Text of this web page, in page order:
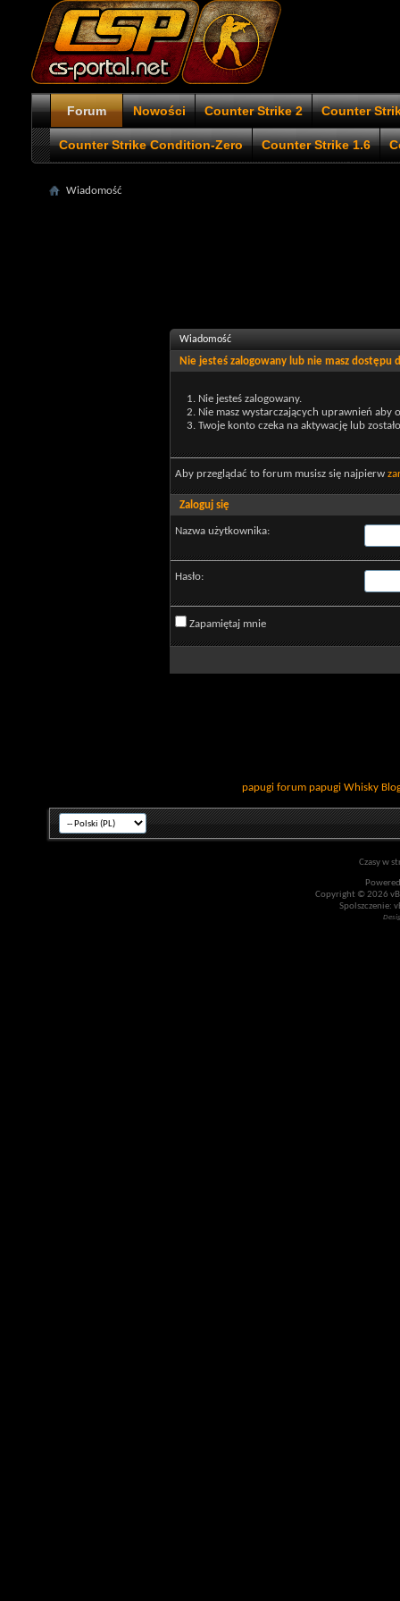
Forum Nowości Counter Strike 2 Counter
Counter Strike Condition-Zero Counter Strike 1.6
Wiadomość
Wiadomość
Nie jesteś zalogowany lub nie masz
Nie jesteś zalogowany.
Nie masz wystarczających uprawnień aby
Twoje konto czeka na aktywację lub
Aby przeglądać to forum musisz się najpierw
Zaloguj się
Nazwa użytkownika:
Hasło:
Zapamiętaj mnie
papugi forum papugi Whisky
Czasy w
Copyright © 2026
Spolszczenie: